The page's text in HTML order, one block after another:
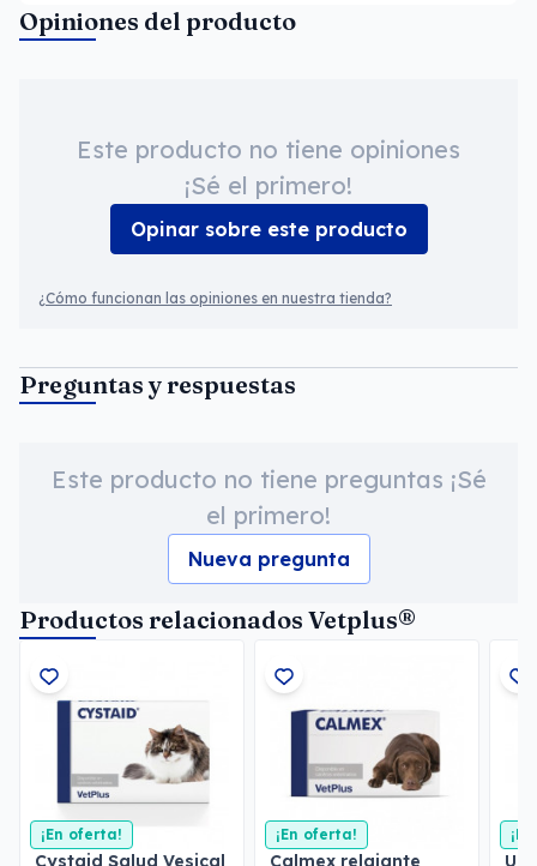
Opiniones del producto
Este producto no tiene opiniones
¡Sé el primero!
Opinar sobre este producto
¿Cómo funcionan las opiniones en nuestra tienda?
Preguntas y respuestas
Este producto no tiene preguntas ¡Sé
el primero!
Nueva pregunta
Productos relacionados Vetplus®
¡En oferta!
Cystaid Salud Vesical
¡En oferta!
Calmex relajante